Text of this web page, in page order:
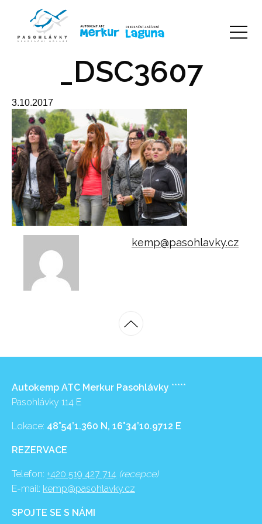
_DSC3607
3.10.2017
kemp@pasohlavky.cz
Autokemp ATC Merkur Pasohlávky *****
Pasohlávky 114 E
Lokace: 48°54’1.360 N, 16°34’10.9712 E
REZERVACE
Telefon: +420 519 427 714 (recepce)
E-mail: kemp@pasohlavky.cz
SPOJTE SE S NÁMI